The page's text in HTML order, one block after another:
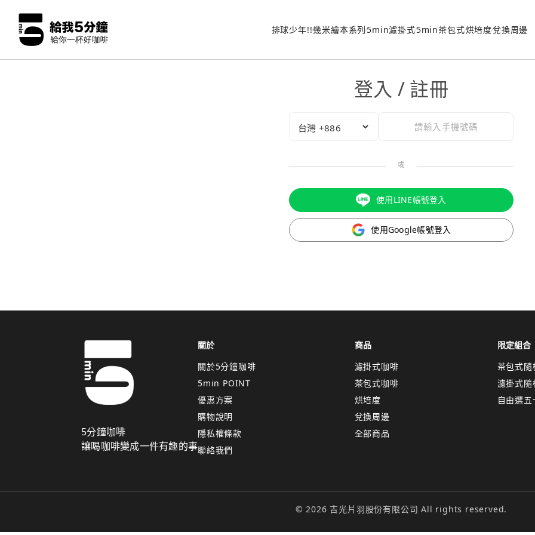
排球少年!!幾米繪本系列5min濾掛式5min茶包式烘培度兌換周邊
登入 / 註冊
或
使用LINE帳號登入
使用Google帳號登入
5分鐘咖啡
讓喝咖啡變成一件有趣的事
關於
關於5分鐘咖啡
5min POINT
優惠方案
購物說明
隱私權條款
聯絡我們
商品
濾掛式咖啡
茶包式咖啡
烘培度
兌換周邊
全部商品
限定組合
茶包式隨
濾掛式隨
自由選
© 2026 吉光片羽股份有限公司 All rights reserved.
點擊確認後，我們會將認證碼透過簡訊傳送至
驗證碼已成功發送至您的手機門號！
關閉